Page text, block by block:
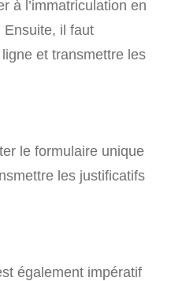
à l’immatriculation en
Ensuite, il faut
et transmettre les
le formulaire unique
les justificatifs
également impératif